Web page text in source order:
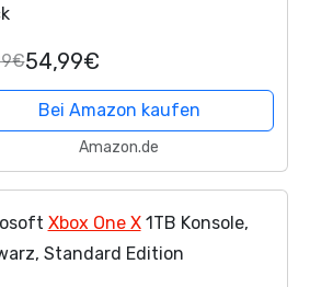
54,99€
Bei Amazon kaufen
Amazon.de
Xbox One X1TB Konsole,
Standard Edition